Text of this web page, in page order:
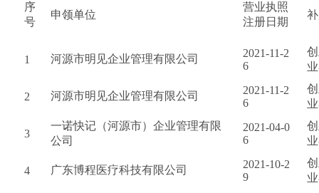
序
号
申领单位
营业执照
注册日期
1 河源市明见企业管理有限公司
2021-11-2
6
2 河源市明见企业管理有限公司
2021-11-2
6
3
一诺快记（河源市）企业管理有限
公司
2021-04-0
6
4 广东博程医疗科技有限公司
2021-10-2
9